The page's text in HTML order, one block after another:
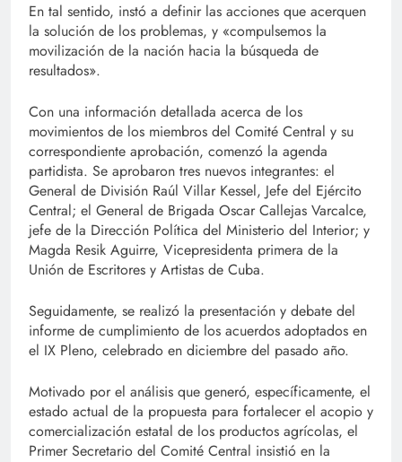
En tal sentido, instó a definir las acciones que acerquen
la solución de los problemas, y «compulsemos la
movilización de la nación hacia la búsqueda de
resultados».
Con una información detallada acerca de los
movimientos de los miembros del Comité Central y su
correspondiente aprobación, comenzó la agenda
partidista. Se aprobaron tres nuevos integrantes: el
General de División Raúl Villar Kessel, Jefe del Ejército
Central; el General de Brigada Oscar Callejas Varcalce,
jefe de la Dirección Política del Ministerio del Interior; y
Magda Resik Aguirre, Vicepresidenta primera de la
Unión de Escritores y Artistas de Cuba.
Seguidamente, se realizó la presentación y debate del
informe de cumplimiento de los acuerdos adoptados en
el IX Pleno, celebrado en diciembre del pasado año.
Motivado por el análisis que generó, específicamente, el
estado actual de la propuesta para fortalecer el acopio y
comercialización estatal de los productos agrícolas, el
Primer Secretario del Comité Central insistió en la